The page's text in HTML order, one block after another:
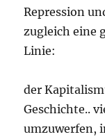
Repression
zugleich eine
Linie:
der
Geschichte..
umzuwerfen,